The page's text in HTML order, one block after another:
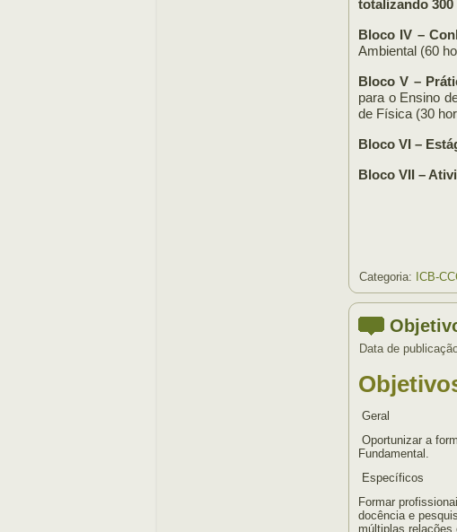
totalizando 300
Bloco IV –
Ambiental (60
Bloco V –
para o Ensino
de Física (30
Bloco VI –
Bloco VII –
Categoria: ICB-
Data de
Geral
Oportunizar a
Fundamental.
Específicos
Formar
docência e
múltiplas